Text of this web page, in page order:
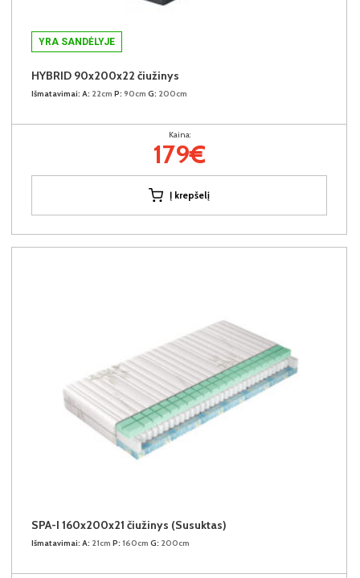
YRA SANDĖLYJE
HYBRID 90x200x22 čiužinys
Išmatavimai: A: 22cm P: 90cm G: 200cm
Kaina:
179€
Į krepšelį
SPA-I 160x200x21 čiužinys (Susuktas)
Išmatavimai: A: 21cm P: 160cm G: 200cm